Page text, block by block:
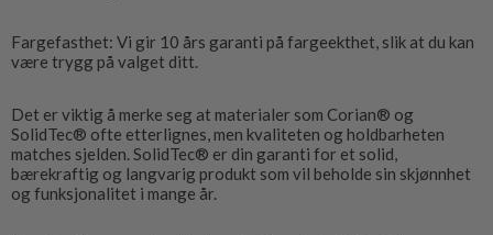
Fargefasthet: Vi gir 10 års garanti på fargeekthet, slik at du kan
være trygg på valget ditt.
Det er viktig å merke seg at materialer som Corian® og
SolidTec® ofte etterlignes, men kvaliteten og holdbarheten
matches sjelden. SolidTec® er din garanti for et solid,
bærekraftig og langvarig produkt som vil beholde sin skjønnhet
og funksjonalitet i mange år.